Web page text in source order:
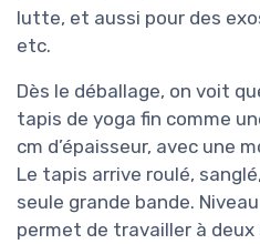
lutte, et aussi pour des
etc.
Dès le déballage, on voit
tapis de yoga fin comme
cm d’épaisseur, avec une
Le tapis arrive roulé,
seule grande bande.
permet de travailler à